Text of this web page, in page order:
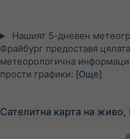
Нашият 5-дневен
Фрайбург предоставя цялата
метеорологична
прости графики: [Още]
Сателитна карта на живо,